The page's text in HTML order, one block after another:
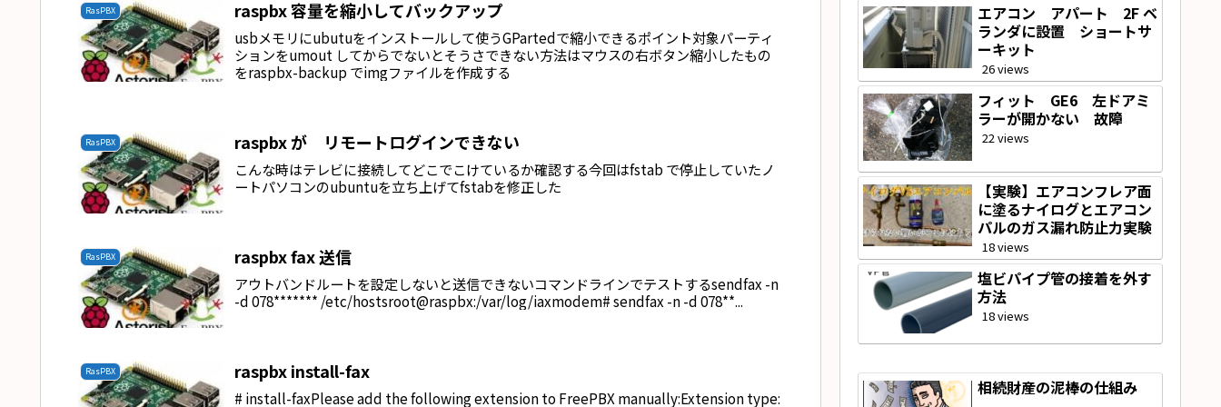
RasPBX raspbx 容量を縮小してバックアップ
usbメモリにubutuをインストールして使うGPartedで縮小できるポイント対象パーティ
ションをumout してからでないとそうさできない方法はマウスの右ボタン縮小したもの
をraspbx-backup でimgファイルを作成する
RasPBX raspbx が リモートログインできない
こんな時はテレビに接続してどこでこけているか確認する今回はfstab で停止していたノ
ートパソコンのubuntuを立ち上げてfstabを修正した
RasPBX raspbx fax 送信
アウトバンドルートを設定しないと送信できないコマンドラインでテストするsendfax -n
-d 078******* /etc/hostsroot@raspbx:/var/log/iaxmodem# sendfax -n -d 078**...
RasPBX raspbx install-fax
# install-faxPlease add the following extension to FreePBX manually:Extension type:
エアコン アパート 2F ベ
ランダに設置 ショートサ
ーキット
26 views
フィット GE6 左ドアミ
ラーが開かない 故障
22 views
【実験】エアコンフレア面
に塗るナイログとエアコン
パルのガス漏れ防止力実験
18 views
塩ビパイプ管の接着を外す
方法
18 views
相続財産の泥棒の仕組み